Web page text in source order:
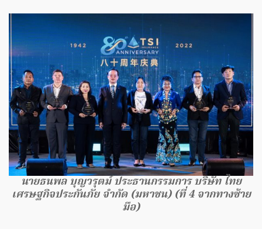
นายธนพล บุญวรุตม์ ประธานกรรมการ บริษัท ไทย
เศรษฐกิจประกันภัย จำกัด (มหาชน) (ที่ 4 จากทางซ้าย
มือ)